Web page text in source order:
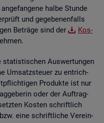
halbe Stun­de
und ge­ge­be­nen­falls
Be­trä­ge sind der
Kos­
sta­tis­ti­schen Aus­wer­tun­gen
Um­satz­steu­er zu ent­rich­
Pro­duk­te ist nur
oder der Auf­trag­
Kos­ten schrift­lich
eine schrift­li­che Ver­ein­